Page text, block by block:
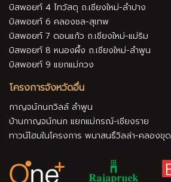
บิสพอยท์ 4 ไทวัสดุ ถ.เชียงใหม่-ลำปาง
บิสพอยท์ 6 คลองชล-สุเทพ
บิสพอยท์ 7 ดอนแก้ว ถ.เชียงใหม่-แม่ริม
บิสพอยท์ 8 หนองผึ้ง ถ.เชียงใหม่-ลำพูน
บิสพอยท์ 9 แยกแม่กวง
โครงการจังหวัดอื่น
กาญจน์กนกวิลล์ ลำพูน
บ้านกาญจน์กนก แยกแม่กรณ์-เชียงราย
ทาวน์โฮมในโครงการ พนาสนธิ์วิลล่า-คลองขุด